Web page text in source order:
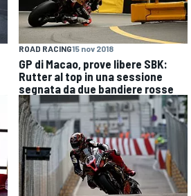
ROAD RACING15 nov 2018
GP di Macao, prove libere SBK:
Rutter al top in una sessione
segnata da due bandiere rosse